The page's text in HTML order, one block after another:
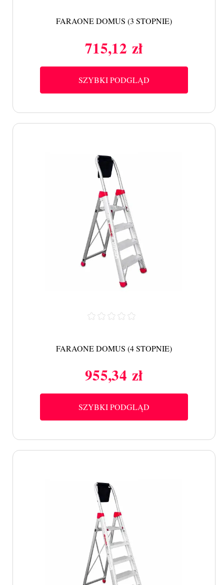
FARAONE DOMUS (3 STOPNIE)
Cena
715,12 zł
SZYBKI PODGLĄD
FARAONE DOMUS (4 STOPNIE)
Cena
955,34 zł
SZYBKI PODGLĄD